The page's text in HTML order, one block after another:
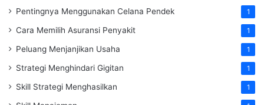
Pentingnya Menggunakan Celana Pendek 1
Cara Memilih Asuransi Penyakit 1
Peluang Menjanjikan Usaha 1
Strategi Menghindari Gigitan 1
Skill Strategi Menghasilkan 1